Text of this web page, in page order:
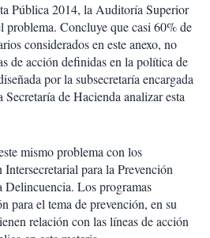
Pública 2014, la Auditoría Superior
problema. Concluye que casi 60% de
considerados en este anexo, no
de acción definidas en la política de
por la subsecretaría encargada
de Hacienda analizar esta
mismo problema con los
para la Prevención
Los programas
para el tema de prevención, en su
relación con las líneas de acción